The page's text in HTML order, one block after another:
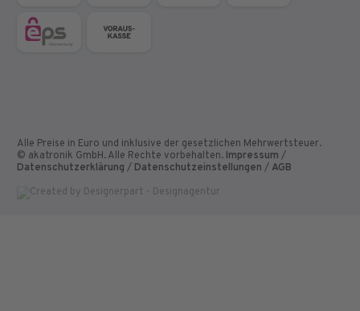
Alle Preise in Euro und inklusive der gesetzlichen Mehrwertsteuer.
© akatronik GmbH. Alle Rechte vorbehalten. Impressum /
Datenschutzerklärung / Datenschutzeinstellungen / AGB